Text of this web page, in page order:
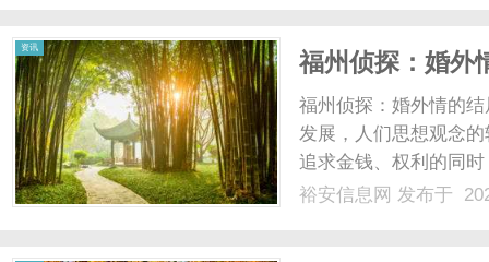
资讯
福州侦探：婚外
福州侦探：婚外情的
发展，人们思想观念
追求金钱、权利的同
然而配偶只能拥有一
裕安信息网 发布于